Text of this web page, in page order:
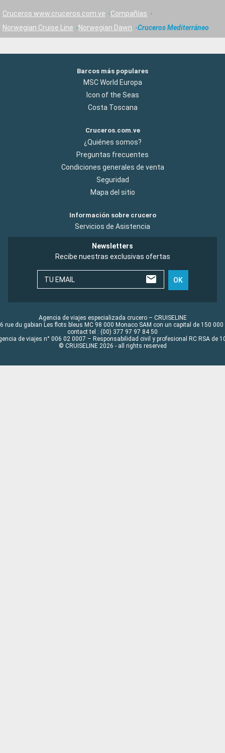
Cruceros www.cruceros.com.ve
Compañías
Norwegian Cruise Line
Norwegian Dawn Cruceros Mediterráneo
Barcos más populares
MSC World Europa
Icon of the Seas
Costa Toscana
Cruceros.com.ve
¿Quiénes somos?
Preguntas frecuentes
Condiciones generales de venta
Seguridad
Mapa del sitio
Información sobre crucero
Servicios de Asistencia
Newsletters
Recibe nuestras exclusivas ofertas
TU EMAIL OK
Agencia de viajes especializada crucero – CRUISELINE
rue du gabian Les flots bleus MC 98 000 Monaco SAM con un capital de 150 000
contact tel : (00) 377 97 97 84 50
de viajes n° 006 02 0007 – Responsabilidad civil y profesional RC RSA de
© CRUISELINE 2026 - all rights reserved